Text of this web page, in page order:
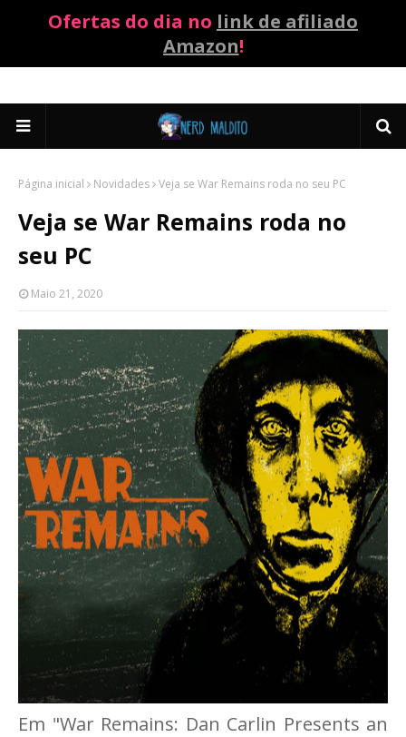
Ofertas do dia no link de afiliado
Amazon!
Página inicial Novidades Veja se War Remains roda no seu PC
Veja se War Remains roda no
seu PC
Maio 21, 2020
Em "War Remains: Dan Carlin Presents an